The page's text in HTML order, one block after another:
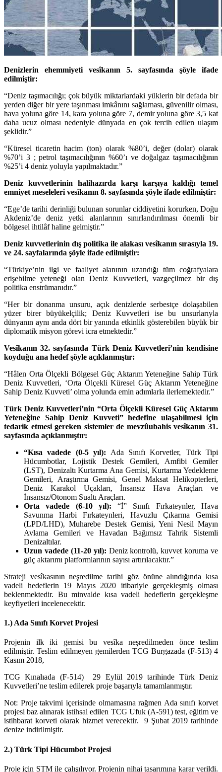
Denizlerin ehemmiyeti vesîkanın 5. sayfasında şöyle ifade
edilmiştir:
“Deniz taşımacılığı; çok büyük miktarlardaki yüklerin bir defada bir
yerden diğer bir yere taşınması imkânını sağlaması, güvenilir olması,
hava yoluna göre 14, kara yoluna göre 7, demir yoluna göre 3,5 kat
daha ucuz olması nedeniyle dünyada en çok tercih edilen ulaşım
şeklidir.”
“Küresel ticaretin hacim (ton) olarak %80’i, değer (dolar) olarak
%70’i 3 ; petrol taşımacılığının %60’ı ve doğalgaz taşımacılığının
%25’i 4 deniz yoluyla yapılmaktadır.”
Deniz kuvvetlerinin halihazırda karşı karşıya kaldığı temel
emniyet meseleleri vesîkanın 8. sayfasında şöyle ifade edilmiştir:
“Ege’de tarihi derinliği bulunan sorunlar ciddiyetini korurken, Doğu
Akdeniz’de deniz yetki alanlarının sınırlandırılması önemli bir
bölgesel ihtilâf haline gelmiştir.”
Deniz kuvvetlerinin dış politika ile alakası vesîkanın sırasıyla 19.
ve 24. sayfalarında şöyle ifade edilmiştir:
“Türkiye’nin ilgi ve faaliyet alanının uzandığı tüm coğrafyalara
erişebilme yeteneği olan Deniz Kuvvetleri, vazgeçilmez bir dış
politika enstrümanıdır.”
“Her bir donanma unsuru, açık denizlerde serbestçe dolaşabilen
yüzer birer büyükelçilik; Deniz Kuvvetleri ise bu unsurlarıyla
dünyanın aynı anda dört bir yanında etkinlik gösterebilen büyük bir
diplomatik misyon görevi icra etmektedir.”
Vesîkanın 32. sayfasında Türk Deniz Kuvvetleri’nin kendisine
koyduğu ana hedef şöyle açıklanmıştır:
“Hâlen Orta Ölçekli Bölgesel Güç Aktarım Yeteneğine Sahip Türk
Deniz Kuvvetleri, ‘Orta Ölçekli Küresel Güç Aktarım Yeteneğine
Sahip Deniz Kuvveti’ olma yolunda emin adımlarla ilerlemektedir.”
Türk Deniz Kuvvetleri’nin “Orta Ölçekli Küresel Güç Aktarım
Yeteneğine Sahip Deniz Kuvveti” hedefine ulaşabilmesi için
tedarik etmesi gereken sistemler de mevzûubahis vesîkanın 31.
sayfasında açıklanmıştır:
“Kısa vadede (0-5 yıl): Ada Sınıfı Korvetler, Türk Tipi
Hücumbotlar, Lojistik Destek Gemileri, Amfibi Gemiler
(LST), Denizaltı Kurtarma Ana Gemisi, Kurtarma Yedekleme
Gemileri, Araştırma Gemisi, Genel Maksat Helikopterleri,
Deniz Karakol Uçakları, İnsansız Hava Araçları ve
İnsansız/Otonom Sualtı Araçları.
Orta vadede (6-10 yıl): “İ” Sınıfı Fırkateynler, Hava
Savunma Harbi Fırkateynleri, Havuzlu Çıkarma Gemisi
(LPD/LHD), Muharebe Destek Gemisi, Yeni Nesil Mayın
Avlama Gemileri ve Havadan Bağımsız Tahrik Sistemli
Denizaltılar.
Uzun vadede (11-20 yıl): Deniz kontrolü, kuvvet koruma ve
güç aktarımı platformlarının sayısı artırılacaktır.”
Strateji vesîkasının neşredilme tarihi göz önüne alındığında kısa
vadeli hedeflerin 19 Mayıs 2020 itibariyle gerçekleşmiş olması
beklenmektedir. Bu minvalde kısa vadeli hedeflerin gerçekleşme
keyfiyetleri incelenecektir.
1.) Ada Sınıfı Korvet Projesi
Projenin ilk iki gemisi bu vesîka neşredilmeden önce teslim
edilmiştir. Teslim edilmeyen gemilerden TCG Burgazada (F-513) 4
Kasım 2018,
TCG Kınalıada (F-514) 29 Eylül 2019 tarihinde Türk Deniz
Kuvvetleri’ne teslim edilerek proje başarıyla tamamlanmıştır.
Not: Proje takvimi içerisinde olmamasına rağmen Ada sınıfı korvet
projesi baz alınarak istihsal edilen TCG Ufuk (A-591) test, eğitim ve
istihbarat korveti olarak hizmet verecektir. 9 Şubat 2019 tarihinde
denize indirilmiştir.
2.) Türk Tipi Hücumbot Projesi
Proje için STM ile çalışılıyor. Projenin nihai tasarımına karar verildi.